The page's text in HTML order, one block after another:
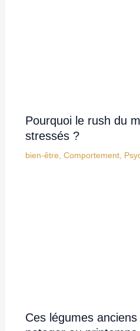
Pourquoi le rush du
stressés ?
bien-être Comportement,
Ces légumes